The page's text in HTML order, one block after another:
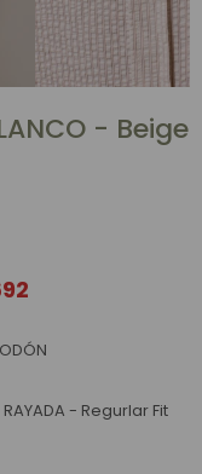
- Beige
- Regurlar Fit